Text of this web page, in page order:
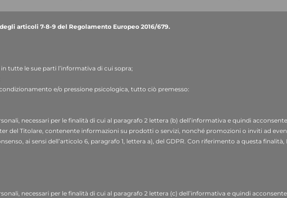
: dott. Donato Eugenio Caccavella, indirizzo e-mail:
e di contatto (quali: nome, cognome, ragione sociale, indirizzo, città,
dell’apposito form di raccolta dati presente nella sezione “Contatti: Info,
al fine di:
di informazioni inoltrate attraverso il presente form;
connesse ad attività di registrazione alla newsletter contenente informazioni su
consenso, ai sensi dell’articolo 6, paragrafo 1, lettera a) del GDPR;
mediante profilazione (analisi preferenze e abitudini);
dei dati e modalità del trattamento
articoli 7-8-9 del Regolamento Europeo 2016/679.
tutte le sue parti l’informativa di cui sopra;
e/o pressione psicologica, tutto ciò premesso:
necessari per le finalità di cui al paragrafo 2 lettera (b) dell’informativa e quindi
del Titolare, contenente informazioni su prodotti o servizi, nonché promozioni o inviti ad
ai sensi dell’articolo 6, paragrafo 1, lettera a), del GDPR. Con riferimento a questa
necessari per le finalità di cui al paragrafo 2 lettera (c) dell’informativa e quindi